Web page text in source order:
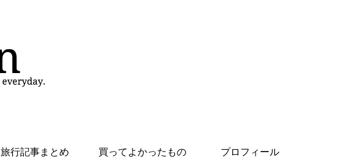
旅行記事まとめ 買ってよかったもの プロフィール